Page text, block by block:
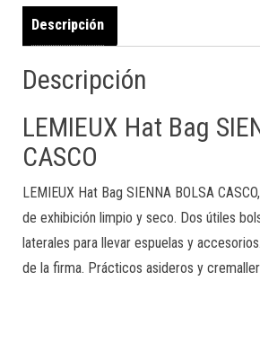
Descripción
Descripción
LEMIEUX Hat Bag
CASCO
LEMIEUX Hat Bag SIENNA BOLSA CASCO,
de exhibición limpio y seco. Dos útiles
laterales para llevar espuelas y accesorios.
de la firma. Prácticos asideros y